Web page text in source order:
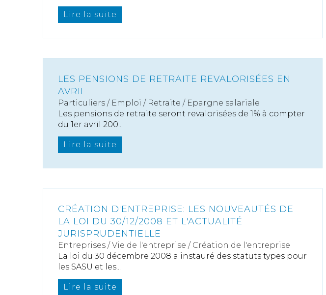
Lire la suite
LES PENSIONS DE RETRAITE REVALORISÉES EN
AVRIL
Particuliers / Emploi / Retraite / Epargne salariale
Les pensions de retraite seront revalorisées de 1% à compter
du 1er avril 200...
Lire la suite
CRÉATION D'ENTREPRISE: LES NOUVEAUTÉS DE
LA LOI DU 30/12/2008 ET L'ACTUALITÉ
JURISPRUDENTIELLE
Entreprises /Vie de l'entreprise / Création de l'entreprise
La loi du 30 décembre 2008 a instauré des statuts types pour
les SASU et les...
Lire la suite